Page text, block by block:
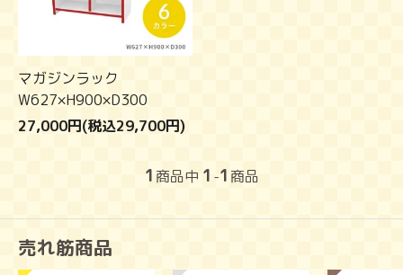
マガジンラック
W627×H900×D300
27,000円(税込29,700円)
1 商品中 1 -1 商品
売れ筋商品